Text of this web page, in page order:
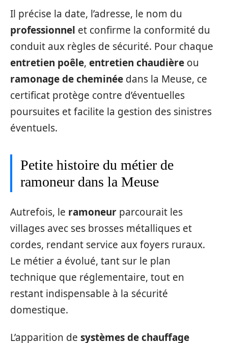
Il précise la date, l’adresse, le nom du
professionnel et confirme la conformité du
conduit aux règles de sécurité. Pour chaque
entretien poêle, entretien chaudière ou
ramonage de cheminée dans la Meuse, ce
certificat protège contre d’éventuelles
poursuites et facilite la gestion des sinistres
éventuels.
Petite histoire du métier de
ramoneur dans la Meuse
Autrefois, le ramoneur parcourait les
villages avec ses brosses métalliques et
cordes, rendant service aux foyers ruraux.
Le métier a évolué, tant sur le plan
technique que réglementaire, tout en
restant indispensable à la sécurité
domestique.
L’apparition de systèmes de chauffage